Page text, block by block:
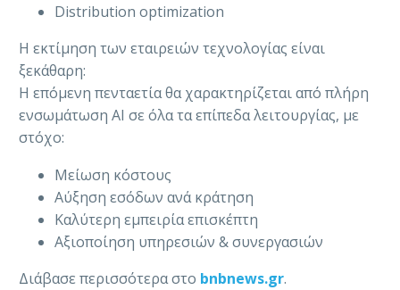
Distribution optimization
Η εκτίμηση των εταιρειών τεχνολογίας είναι
ξεκάθαρη:
Η επόμενη πενταετία θα χαρακτηρίζεται από πλήρη
ενσωμάτωση AI σε όλα τα επίπεδα λειτουργίας, με
στόχο:
Μείωση κόστους
Αύξηση εσόδων ανά κράτηση
Καλύτερη εμπειρία επισκέπτη
Αξιοποίηση υπηρεσιών & συνεργασιών
Διάβασε περισσότερα στο bnbnews.gr.